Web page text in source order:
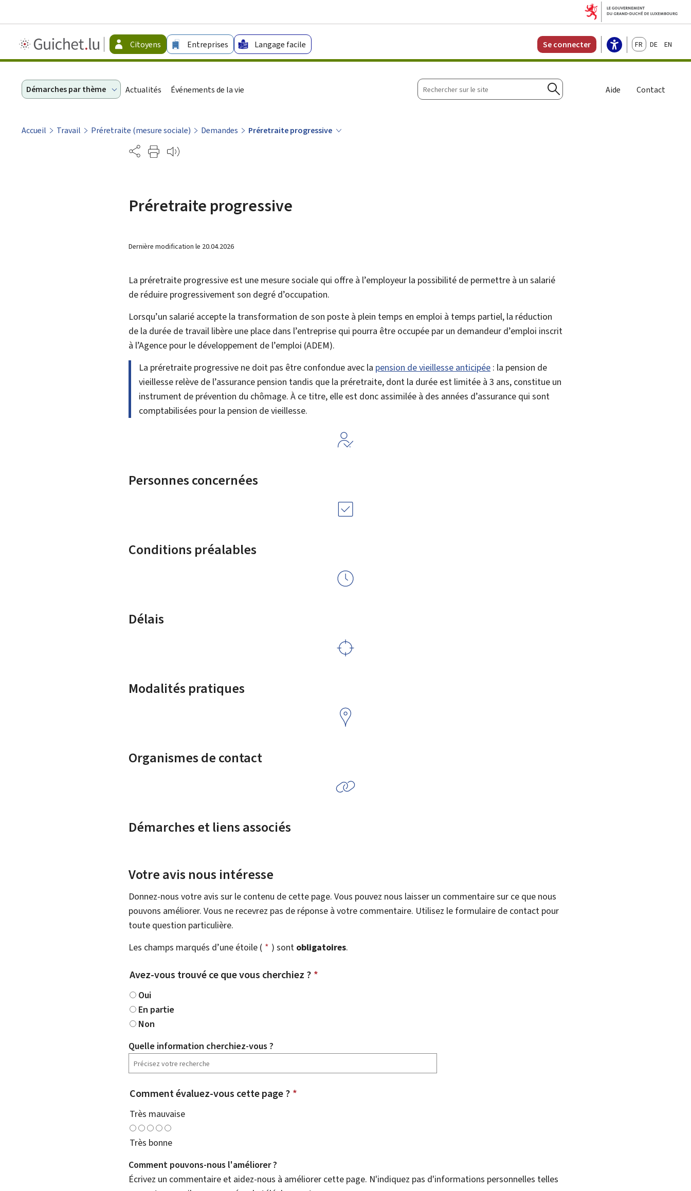
Guichet.lu
-
Citoyens Entreprises Langage facile Se connecter FrançaisDeutschEnglish
Démarches par thème Actualités Événements de la vie
Rechercher
sur
Rechercher
Aide Contact
Accueil Travail Préretraite (mesure sociale) Demandes
Préretraite progressive
Partage
Préretraite progressive
Dernière modification le 20.04.2026
La préretraite progressive est une mesure sociale qui offre à l’employeur la possibilité de permettre à un salarié
de réduire progressivement son degré d’occupation.
Lorsqu’un salarié accepte la transformation de son poste à plein temps en emploi à temps partiel, la réduction
de la durée de travail libère une place dans l’entreprise qui pourra être occupée par un demandeur d’emploi inscrit
à l’Agence pour le développement de l’emploi (ADEM).
La préretraite progressive ne doit pas être confondue avec la pension de vieillesse anticipée : la pension de
vieillesse relève de l’assurance pension tandis que la préretraite, dont la durée est limitée à 3 ans, constitue un
instrument de prévention du chômage. À ce titre, elle est donc assimilée à des années d’assurance qui sont
comptabilisées pour la pension de vieillesse.
Personnes concernées
Conditions préalables
Délais
Modalités pratiques
Organismes de contact
Démarches et liens associés
Votre avis nous intéresse
Donnez-nous votre avis sur le contenu de cette page. Vous pouvez nous laisser un commentaire sur ce que nous
pouvons améliorer. Vous ne recevrez pas de réponse à votre commentaire. Utilisez le formulaire de contact pour
toute question particulière.
Les champs marqués d’une étoile ( * ) sont obligatoires.
Avez-vous trouvé ce que vous cherchiez ? *
Oui
En partie
Non
Quelle information cherchiez-vous ?
Comment évaluez-vous cette page ? *
Très mauvaise
Très bonne
Comment pouvons-nous l'améliorer ?
Écrivez un commentaire et aidez-nous à améliorer cette page. N'indiquez pas d'informations personnelles telles